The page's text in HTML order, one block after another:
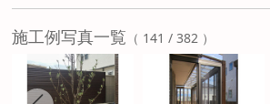
施工例写真一覧 （ 141 / 382 ）